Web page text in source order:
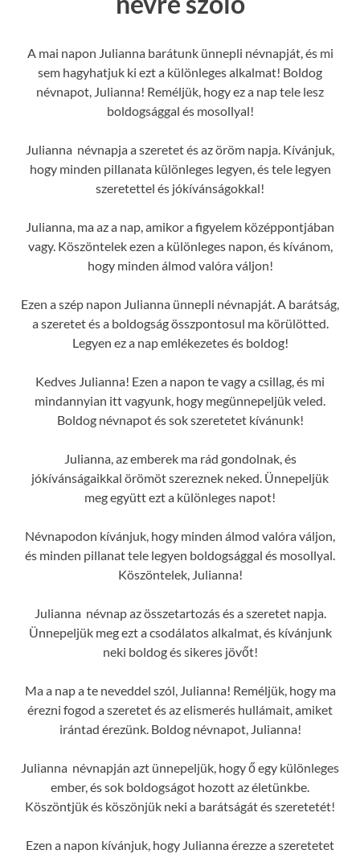
A mai napon Julianna barátunk ünnepli névnapját, és mi
sem hagyhatjuk ki ezt a különleges alkalmat! Boldog
névnapot, Julianna! Reméljük, hogy ez a nap tele lesz
boldogsággal és mosollyal!
Julianna névnapja a szeretet és az öröm napja. Kívánjuk,
hogy minden pillanata különleges legyen, és tele legyen
szeretettel és jókívánságokkal!
Julianna, ma az a nap, amikor a figyelem középpontjában
vagy. Köszöntelek ezen a különleges napon, és kívánom,
hogy minden álmod valóra váljon!
Ezen a szép napon Julianna ünnepli névnapját. A barátság,
a szeretet és a boldogság összpontosul ma körülötted.
Legyen ez a nap emlékezetes és boldog!
Kedves Julianna! Ezen a napon te vagy a csillag, és mi
mindannyian itt vagyunk, hogy megünnepeljük veled.
Boldog névnapot és sok szeretetet kívánunk!
Julianna, az emberek ma rád gondolnak, és
jókívánságaikkal örömöt szereznek neked. Ünnepeljük
meg együtt ezt a különleges napot!
Névnapodon kívánjuk, hogy minden álmod valóra váljon,
és minden pillanat tele legyen boldogsággal és mosollyal.
Köszöntelek, Julianna!
Julianna névnap az összetartozás és a szeretet napja.
Ünnepeljük meg ezt a csodálatos alkalmat, és kívánjunk
neki boldog és sikeres jövőt!
Ma a nap a te neveddel szól, Julianna! Reméljük, hogy ma
érezni fogod a szeretet és az elismerés hullámait, amiket
irántad érezünk. Boldog névnapot, Julianna!
Julianna névnapján azt ünnepeljük, hogy ő egy különleges
ember, és sok boldogságot hozott az életünkbe.
Köszöntjük és köszönjük neki a barátságát és szeretetét!
Ezen a napon kívánjuk, hogy Julianna érezze a szeretetet